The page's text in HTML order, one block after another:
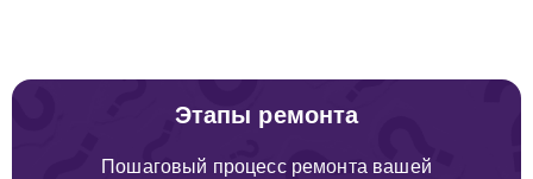
Этапы ремонта
Пошаговый процесс ремонта вашей